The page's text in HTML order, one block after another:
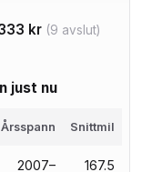
kr (9 avslut)
just nu
Årsspann Snittmil
2007–
167.5